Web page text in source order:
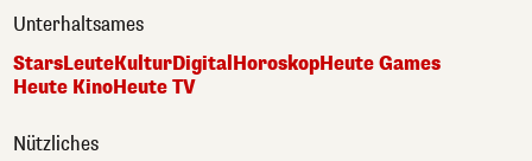
Unterhaltsames
StarsLeuteKulturDigital HoroskopHeute Games
Heute KinoHeute TV
Nützliches